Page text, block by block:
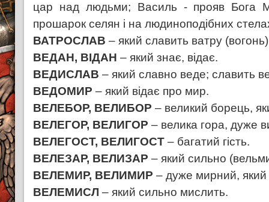
цар над людьми; Василь - прояв Бога
прошарок селян і на людиноподібних
ВАТРОСЛАВ – який славить ватру
ВЕДАН, ВІДАН – який знає, відає.
ВЕДИСЛАВ – який славно веде; славить
ВЕДОМИР – який відає про мир.
ВЕЛЕБОР, ВЕЛИБОР – великий борець,
ВЕЛЕГОР, ВЕЛИГОР – велика гора, дуже
ВЕЛЕГОСТ, ВЕЛИГОСТ – багатий гість.
ВЕЛЕЗАР, ВЕЛИЗАР – який сильно
ВЕЛЕМИР, ВЕЛИМИР – дуже мирний,
ВЕЛЕМИСЛ – який сильно мислить.